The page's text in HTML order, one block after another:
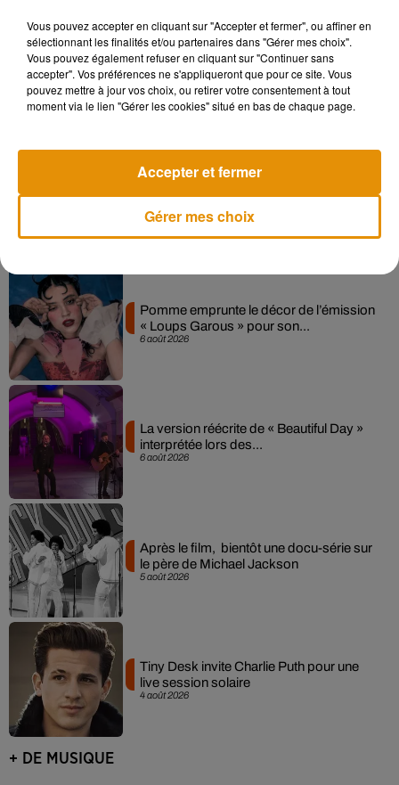
7 août 2026
Madonna sort enfin le remix de « Love
Sensation » avec Kylie Minogue
7 août 2026
collaboration tant attendue
6 août 2026
Pomme emprunte le décor de l’émission
« Loups Garous » pour son...
6 août 2026
La version réécrite de « Beautiful Day »
interprétée lors des...
5 août 2026
Après le film, bientôt une docu-série sur
le père de Michael Jackson
4 août 2026
Tiny Desk invite Charlie Puth pour une
live session solaire
+ DE MUSIQUE
Vous pouvez accepter en cliquant sur "Accepter et fermer", ou affiner en
sélectionnant les finalités et/ou partenaires dans "Gérer mes choix".
Vous pouvez également refuser en cliquant sur "Continuer sans
accepter". Vos préférences ne s'appliqueront que pour ce site. Vous
pouvez mettre à jour vos choix, ou retirer votre consentement à tout
moment via le lien "Gérer les cookies" situé en bas de chaque page.
Gérer mes choix
Accepter et fermer